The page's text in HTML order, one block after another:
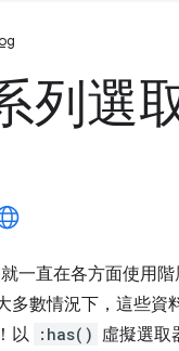
列選
一直在各方面使用
多數情況下，這些
以 :has() 虛擬選取